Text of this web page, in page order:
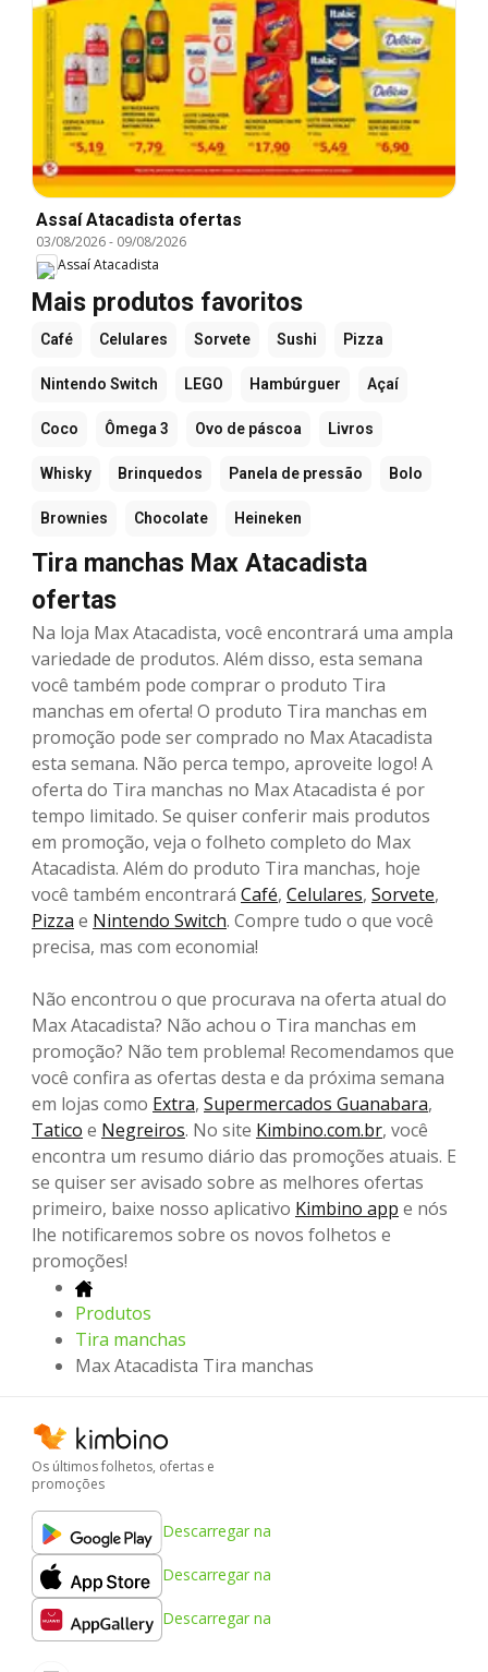
Assaí Atacadista ofertas
03/08/2026- 09/08/2026
Assaí Atacadista
Mais produtos favoritos
Café Celulares Sorvete Sushi Pizza
Nintendo Switch LEGO Hambúrguer Açaí
Coco Ômega 3 Ovo de páscoa Livros
Whisky Brinquedos Panela de pressão Bolo
Brownies Chocolate Heineken
Tira manchas Max Atacadista
ofertas
Na loja Max Atacadista, você encontrará uma ampla
variedade de produtos. Além disso, esta semana
você também pode comprar o produto Tira
manchas em oferta! O produto Tira manchas em
promoção pode ser comprado no Max Atacadista
esta semana. Não perca tempo, aproveite logo! A
oferta do Tira manchas no Max Atacadista é por
tempo limitado. Se quiser conferir mais produtos
em promoção, veja o folheto completo do Max
Atacadista. Além do produto Tira manchas, hoje
você também encontrará Café, Celulares, Sorvete,
Pizza e Nintendo Switch. Compre tudo o que você
precisa, mas com economia!
Não encontrou o que procurava na oferta atual do
Max Atacadista? Não achou o Tira manchas em
promoção? Não tem problema! Recomendamos que
você confira as ofertas desta e da próxima semana
em lojas como Extra, Supermercados Guanabara,
Tatico e Negreiros. No site Kimbino.com.br, você
encontra um resumo diário das promoções atuais. E
se quiser ser avisado sobre as melhores ofertas
primeiro, baixe nosso aplicativo Kimbino app e nós
lhe notificaremos sobre os novos folhetos e
promoções!
Produtos
Tira manchas
Max Atacadista Tira manchas
Os últimos folhetos, ofertas e
promoções
Descarregar na
Descarregar na
Descarregar na